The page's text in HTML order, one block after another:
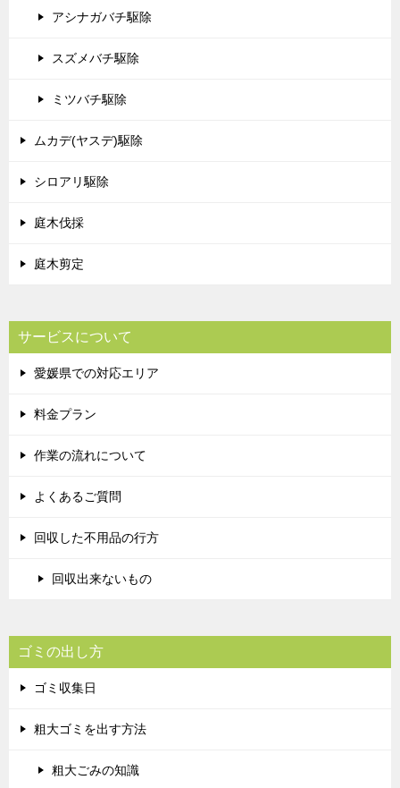
アシナガバチ駆除
スズメバチ駆除
ミツバチ駆除
ムカデ(ヤスデ)駆除
シロアリ駆除
庭木伐採
庭木剪定
サービスについて
愛媛県での対応エリア
料金プラン
作業の流れについて
よくあるご質問
回収した不用品の行方
回収出来ないもの
ゴミの出し方
ゴミ収集日
粗大ゴミを出す方法
粗大ごみの知識